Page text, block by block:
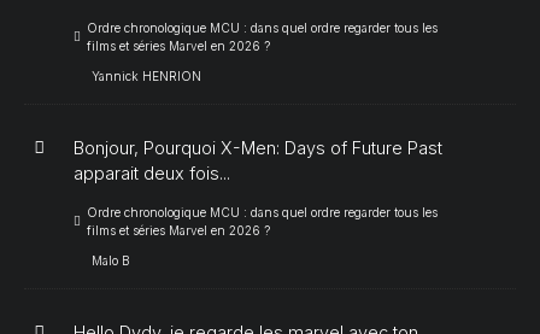
Ordre chronologique MCU : dans quel ordre regarder tous les
films et séries Marvel en 2026 ?
Yannick HENRION
Bonjour, Pourquoi X-Men: Days of Future Past
apparait deux fois...
Ordre chronologique MCU : dans quel ordre regarder tous les
films et séries Marvel en 2026 ?
Malo B